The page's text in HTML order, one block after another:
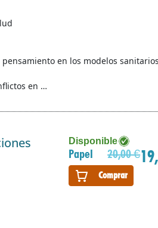
en los modelos
en …
Disponible
Papel 20,00 €
Comprar